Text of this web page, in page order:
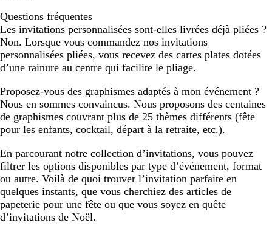
Questions fréquentes
Les invitations personnalisées sont-elles livrées déjà pliées ?
Non. Lorsque vous commandez nos invitations
personnalisées pliées, vous recevez des cartes plates dotées
d’une rainure au centre qui facilite le pliage.
Proposez-vous des graphismes adaptés à mon événement ?
Nous en sommes convaincus. Nous proposons des centaines
de graphismes couvrant plus de 25 thèmes différents (fête
pour les enfants, cocktail, départ à la retraite, etc.).
En parcourant notre collection d’invitations, vous pouvez
filtrer les options disponibles par type d’événement, format
ou autre. Voilà de quoi trouver l’invitation parfaite en
quelques instants, que vous cherchiez des articles de
papeterie pour une fête ou que vous soyez en quête
d’invitations de Noël.